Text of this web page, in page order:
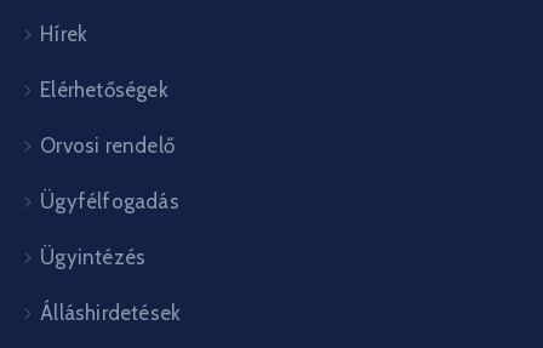
Hírek
Elérhetőségek
Orvosi rendelő
Ügyfélfogadás
Ügyintézés
Álláshirdetések